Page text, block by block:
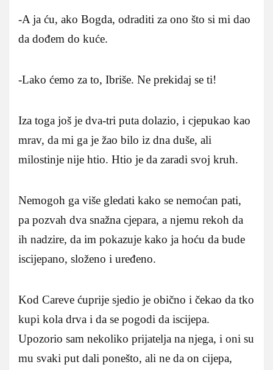
-A ja ću, ako Bogda, odraditi za ono što si mi dao
da dođem do kuće.
-Lako ćemo za to, Ibriše. Ne prekidaj se ti!
Iza toga još je dva-tri puta dolazio, i cjepukao kao
mrav, da mi ga je žao bilo iz dna duše, ali
milostinje nije htio. Htio je da zaradi svoj kruh.
Nemogoh ga više gledati kako se nemoćan pati,
pa pozvah dva snažna cjepara, a njemu rekoh da
ih nadzire, da im pokazuje kako ja hoću da bude
iscijepano, složeno i uređeno.
Kod Careve ćuprije sjedio je obično i čekao da tko
kupi kola drva i da se pogodi da iscijepa.
Upozorio sam nekoliko prijatelja na njega, i oni su
mu svaki put dali ponešto, ali ne da on cijepa,